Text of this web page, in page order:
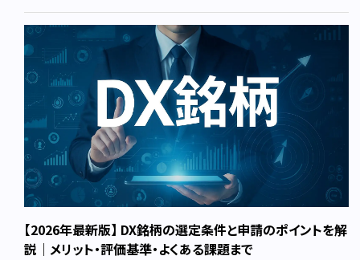
【2026年最新版】 DX銘柄の選定条件と申請のポイントを解
説｜メリット・評価基準・よくある課題まで